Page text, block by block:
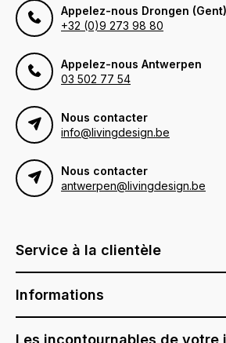
Appelez-nous Drongen (Gent)
+32 (0)9 273 98 80
Appelez-nous Antwerpen
03 502 77 54
Nous contacter
info@livingdesign.be
Nous contacter
antwerpen@livingdesign.be
Service à la clientèle
Informations